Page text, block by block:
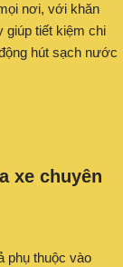
nơi, với khăn
giúp tiết kiệm chi
hút sạch nước
xe chuyên
phụ thuộc vào